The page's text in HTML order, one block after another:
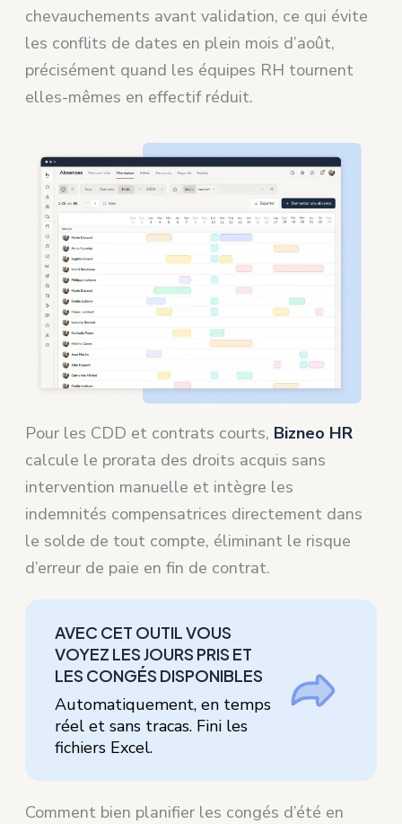
chevauchements avant validation, ce qui évite
les conflits de dates en plein mois d’août,
précisément quand les équipes RH tournent
elles-mêmes en effectif réduit.
Pour les CDD et contrats courts, Bizneo HR
calcule le prorata des droits acquis sans
intervention manuelle et intègre les
indemnités compensatrices directement dans
le solde de tout compte, éliminant le risque
d’erreur de paie en fin de contrat.
AVEC CET OUTIL VOUS
VOYEZ LES JOURS PRIS ET
LES CONGÉS DISPONIBLES
Automatiquement, en temps
réel et sans tracas. Fini les
fichiers Excel.
Comment bien planifier les congés d’été en